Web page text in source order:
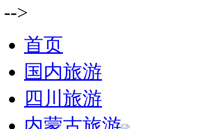
-->
首页
国内旅游
四川旅游